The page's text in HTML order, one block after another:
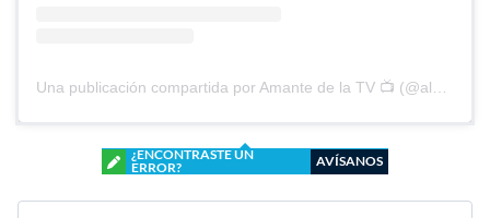
Una publicación compartida por Amante de la TV 📺 (@alguien_te_observa)
¿ENCONTRASTE UN
ERROR?
AVÍSANOS